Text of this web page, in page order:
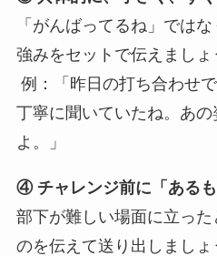
「がんばってるね」では
強みをセットで伝えましょ
例：「昨日の打ち合わせ
丁寧に聞いていたね。あ
よ。」
④ チャレンジ前に「ある
部下が難しい場面に立っ
のを伝えて送り出しましょ